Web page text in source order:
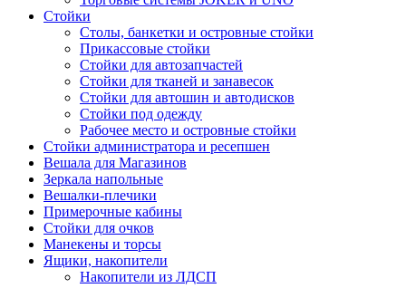
Стойки
Столы, банкетки и островные стойки
Прикассовые стойки
Стойки для автозапчастей
Стойки для тканей и занавесок
Стойки для автошин и автодисков
Стойки под одежду
Рабочее место и островные стойки
Стойки администратора и ресепшен
Вешала для Магазинов
Зеркала напольные
Вешалки-плечики
Примерочные кабины
Стойки для очков
Манекены и торсы
Ящики, накопители
Накопители из ЛДСП